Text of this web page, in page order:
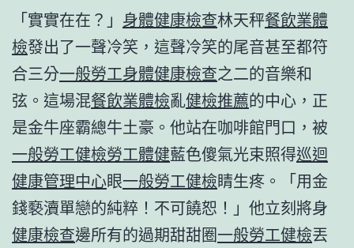
「實實在在？」 身體健康檢查林天秤餐飲業體
檢發出了一聲冷笑，這聲冷笑的尾音甚至都符
合三分一般勞工身體健康檢查之二的音樂和
弦。這場混餐飲業體檢亂健檢推薦的中心，正
是金牛座霸總牛土豪。他站在咖啡館門口，被
一般勞工健檢勞工體健藍色傻氣光束照得巡迴
健康管理中心眼一般勞工健檢睛生疼。「用金
錢褻瀆單戀的純粹！不可饒恕！」他立刻將身
健康檢查邊所有的過期甜甜圈一般勞工健檢丟